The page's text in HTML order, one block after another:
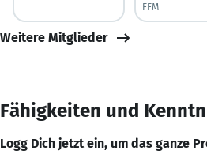
FFM
Weitere Mitglieder
Fähigkeiten und
Logg Dich jetzt ein, um das ganze